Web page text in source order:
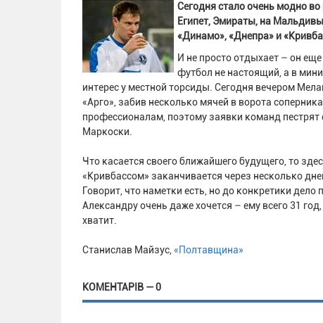
Сегодня стало очень модно
Египет, Эмираты, на
«Динамо», «Днепра» и
И не просто отдыхает – он
футбол не настоящий, а в
интерес у местной торсиды. Сегодня вечером
«Арго», забив несколько мячей в ворота
профессионалам, поэтому заявки команд
Маркоски.
Что касается своего ближайшего будущего, то
«Кривбассом» заканчивается через несколько
Говорит, что наметки есть, но до конкретики
Александру очень даже хочется – ему всего 31
хватит.
Станислав Майзус, «Полтавщина»
КОМЕНТАРІВ — 0